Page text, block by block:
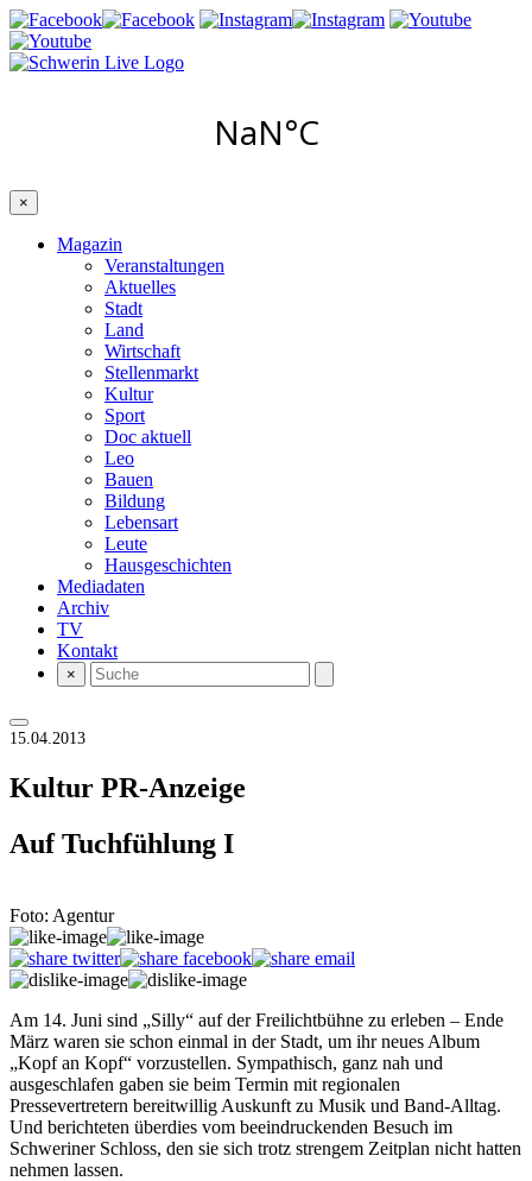
×
Magazin
Veranstaltungen
Aktuelles
Stadt
Land
Wirtschaft
Stellenmarkt
Kultur
Sport
Doc aktuell
Leo
Bauen
Bildung
Lebensart
Leute
Hausgeschichten
Mediadaten
Archiv
TV
Kontakt
×
15.04.2013
Kultur PR-Anzeige
Auf Tuchfühlung I
Foto: Agentur
Am 14. Juni sind „Silly“ auf der Freilichtbühne zu erleben – Ende
März waren sie schon einmal in der Stadt, um ihr neues Album
„Kopf an Kopf“ vorzustellen. Sympathisch, ganz nah und
ausgeschlafen gaben sie beim Termin mit regionalen
Pressevertretern bereitwillig Auskunft zu Musik und Band-Alltag.
Und berichteten überdies vom beeindruckenden Besuch im
Schweriner Schloss, den sie sich trotz strengem Zeitplan nicht hatten
nehmen lassen.